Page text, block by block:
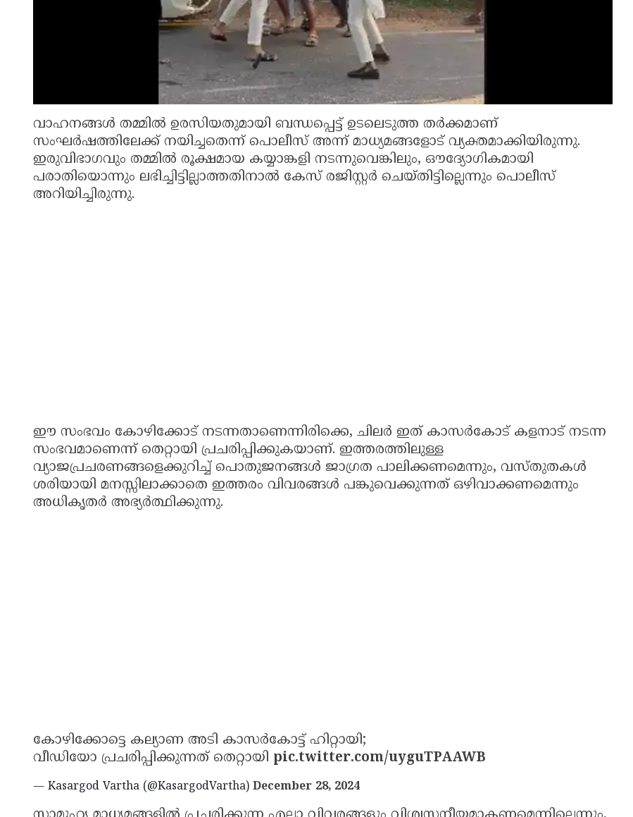
വാഹനങ്ങൾ തമ്മിൽ ഉരസിയതുമായി ബന്ധപ്പെട്ട് ഉടലെടുത്ത തർക്കമാണ്
സംഘർഷത്തിലേക്ക് നയിച്ചതെന്ന് പൊലീസ് അന്ന് മാധ്യമങ്ങളോട് വ്യക്തമാക്കിയിരുന്നു.
ഇരുവിഭാഗവും തമ്മിൽ രൂക്ഷമായ കയ്യാങ്കളി നടന്നുവെങ്കിലും, ഔദ്യോഗികമായി
പരാതിയൊന്നും ലഭിച്ചിട്ടില്ലാത്തതിനാൽ കേസ് രജിസ്റ്റർ ചെയ്തിട്ടില്ലെന്നും പൊലീസ്
അറിയിച്ചിരുന്നു.
ഈ സംഭവം കോഴിക്കോട് നടന്നതാണെന്നിരിക്കെ, ചിലർ ഇത് കാസർകോട് കളനാട് നടന്ന
സംഭവമാണെന്ന് തെറ്റായി പ്രചരിപ്പിക്കുകയാണ്. ഇത്തരത്തിലുള്ള
വ്യാജപ്രചരണങ്ങളെക്കുറിച്ച് പൊതുജനങ്ങൾ ജാഗ്രത പാലിക്കണമെന്നും, വസ്തുതകൾ
ശരിയായി മനസ്സിലാക്കാതെ ഇത്തരം വിവരങ്ങൾ പങ്കുവെക്കുന്നത് ഒഴിവാക്കണമെന്നും
അധികൃതർ അഭ്യർത്ഥിക്കുന്നു.
കോഴിക്കോട്ടെ കല്യാണ അടി കാസർകോട്ട് ഹിറ്റായി;
വീഡിയോ പ്രചരിപ്പിക്കുന്നത് തെറ്റായി pic.twitter.com/uyguTPAAWB
— Kasargod Vartha (@KasargodVartha) December 28, 2024